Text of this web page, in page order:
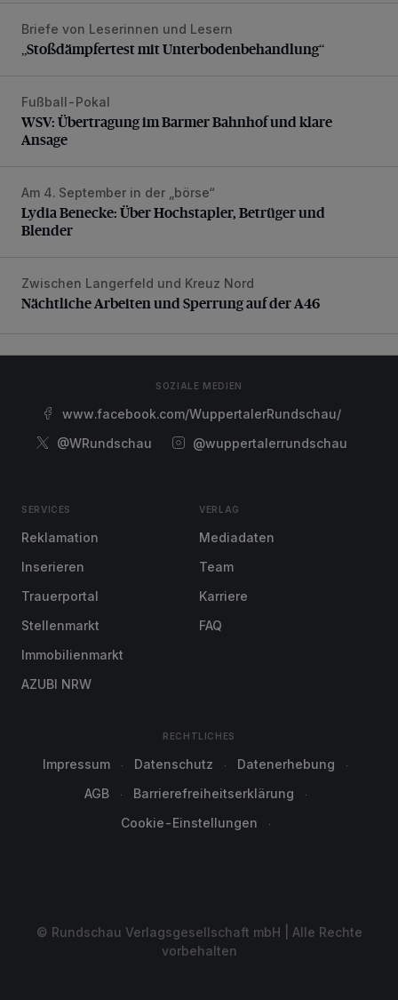
„Stoßdämpfertest mit Unterbodenbehandlung“
Briefe von Leserinnen und Lesern
„Stoßdämpfertest mit Unterbodenbehandlung“
WSV: Übertragung im Barmer Bahnhof und klare Ansage
Fußball-Pokal
WSV: Übertragung im Barmer Bahnhof und klare
Ansage
Lydia Benecke: Über Hochstapler, Betrüger und Blender
Am 4. September in der „börse“
Lydia Benecke: Über Hochstapler, Betrüger und
Blender
Nächtliche Arbeiten und Sperrung auf der A46
Zwischen Langerfeld und Kreuz Nord
Nächtliche Arbeiten und Sperrung auf der A46
SOZIALE MEDIEN
www.facebook.com/WuppertalerRundschau/
@WRundschau
@wuppertalerrundschau
SERVICES
Reklamation
Inserieren
Trauerportal
Stellenmarkt
Immobilienmarkt
AZUBI NRW
VERLAG
Mediadaten
Team
Karriere
FAQ
RECHTLICHES
Impressum Datenschutz
Datenerhebung
AGB
Barrierefreiheitserklärung
Cookie-Einstellungen
© Rundschau Verlagsgesellschaft mbH | Alle Rechte
vorbehalten